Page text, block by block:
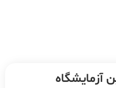
آزمایشگاه